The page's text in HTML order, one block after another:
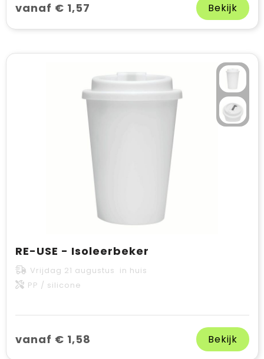
vanaf € 1,57 Bekijk
RE-USE - Isoleerbeker
Vrijdag 21 augustus in huis
PP / silicone
vanaf € 1,58 Bekijk